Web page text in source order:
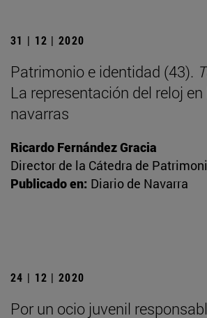
31 | 12 | 2020
Patrimonio e identidad (43).
La representación del reloj
navarras
Ricardo Fernández Gracia
Director de la Cátedra de
Publicado en: Diario de Navarra
24 | 12 | 2020
Por un ocio juvenil